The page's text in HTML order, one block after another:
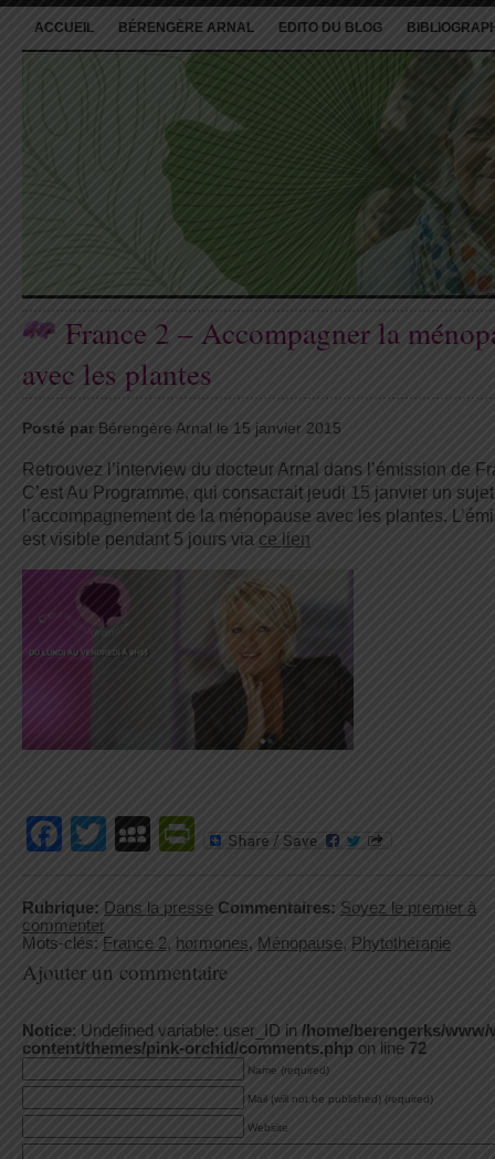
ACCUEIL BÉRENGÈRE ARNAL EDITO DU BLOG
France 2 – Accompagner la
avec les plantes
Posté par Bérengère Arnal le 15 janvier 2015
Retrouvez l’interview du docteur Arnal dans l’émission de
C’est Au Programme, qui consacrait jeudi 15 janvier un
l’accompagnement de la ménopause avec les plantes.
est visible pendant 5 jours via ce lien
Facebook
TwitterMySpace
PrintFriendly
Rubrique: Dans la presse Commentaires: Soyez le premier à
commenter
Mots-clés: France 2, hormones, Ménopause, Phytothérapie
Ajouter un commentaire
Notice: Undefined variable: user_ID in /home/berengerks/www/
content/themes/pink-orchid/comments.php on line 72
Name (required)
Mail (will not be published) (required)
Website